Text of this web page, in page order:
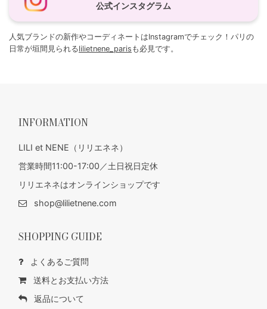
公式インスタグラム
人気ブランドの新作やコーディネートはInstagramでチェック！パリの
日常が垣間見られるlilietnene_paris も必見です。
INFORMATION
LILI et NENE（リリエネネ）
営業時間11:00-17:00／土日祝日定休
リリエネネはオンラインショップです
shop@lilietnene.com
SHOPPING GUIDE
よくあるご質問
送料とお支払い方法
返品について